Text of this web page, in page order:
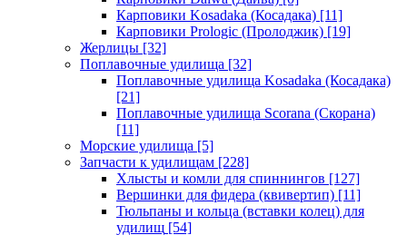
Карповики Kosadaka (Косадака) [11]
Карповики Prologic (Пролоджик) [19]
Жерлицы [32]
Поплавочные удилища [32]
Поплавочные удилища Kosadaka (Косадака)
[21]
Поплавочные удилища Scorana (Скорана)
[11]
Морские удилища [5]
Запчасти к удилищам [228]
Хлысты и комли для спиннингов [127]
Вершинки для фидера (квивертип) [11]
Тюльпаны и кольца (вставки колец) для
удилищ [54]